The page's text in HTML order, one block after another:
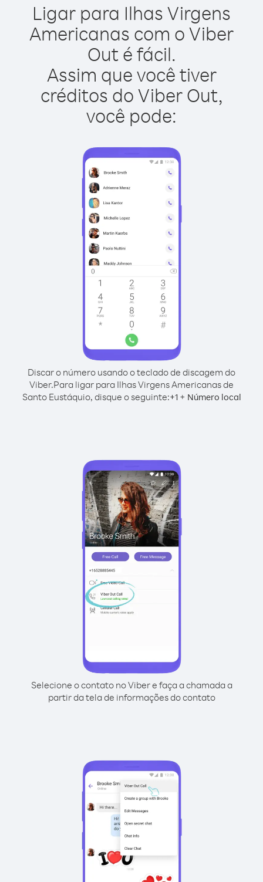
Ligar para Ilhas Virgens
Americanas com o Viber
Out é fácil.
Assim que você tiver
créditos do Viber Out,
você pode:
Discar o número usando o teclado de discagem do
Viber.Para ligar para Ilhas Virgens Americanas de
Santo Eustáquio, disque o seguinte:+1+ Número local
Selecione o contato no Viber e faça a chamada a
partir da tela de informações do contato